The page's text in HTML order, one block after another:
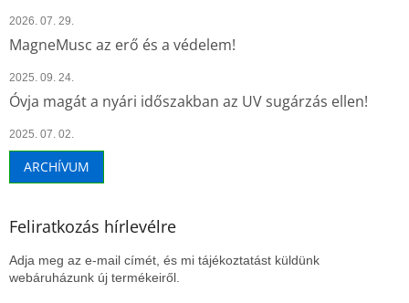
2026. 07. 29.
MagneMusc az erő és a védelem!
2025. 09. 24.
Óvja magát a nyári időszakban az UV sugárzás ellen!
2025. 07. 02.
ARCHÍVUM
Feliratkozás hírlevélre
Adja meg az e-mail címét, és mi tájékoztatást küldünk
webáruházunk új termékeiről.